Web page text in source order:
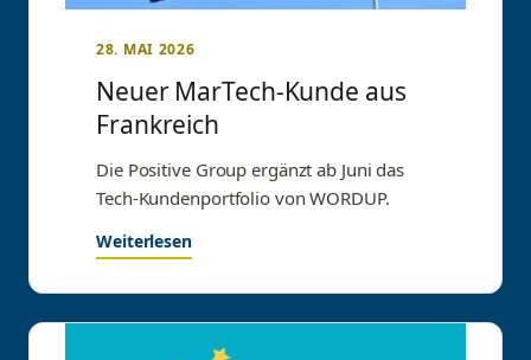
28. MAI 2026
Neuer MarTech-Kunde aus
Frankreich
Die Positive Group ergänzt ab Juni das
Tech-Kundenportfolio von WORDUP.
Weiterlesen